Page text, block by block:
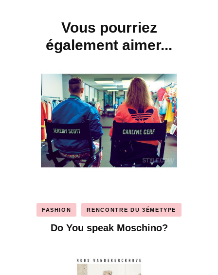
Vous pourriez
également aimer...
FASHION RENCONTRE DU 3ÉMETYPE
Do You speak Moschino?